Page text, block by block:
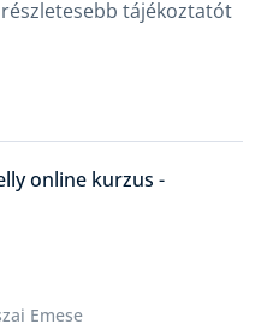
tájékoztatót
online kurzus -
Emese